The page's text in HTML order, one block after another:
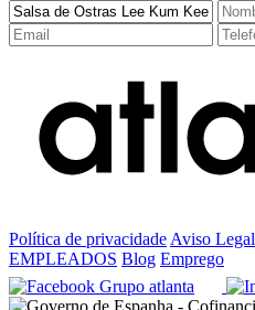
Política de privacidade Aviso Legal
EMPLEADOS Blog Emprego